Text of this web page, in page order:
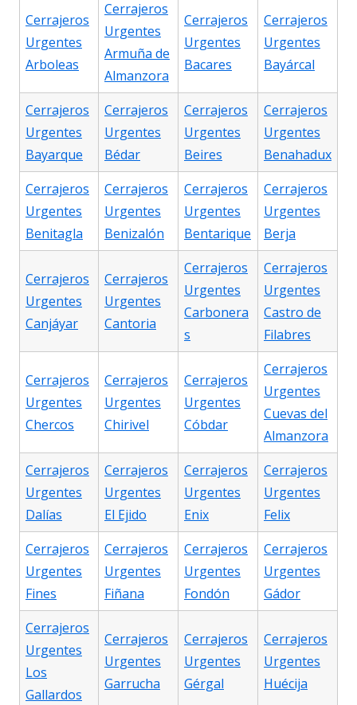
Cerrajeros
Urgentes
Arboleas
Cerrajeros
Urgentes
Armuña de
Almanzora
Cerrajeros
Urgentes
Bacares
Cerrajeros
Urgentes
Bayárcal
Cerrajeros
Urgentes
Bayarque
Cerrajeros
Urgentes
Bédar
Cerrajeros
Urgentes
Beires
Cerrajeros
Urgentes
Benahadux
Cerrajeros
Urgentes
Benitagla
Cerrajeros
Urgentes
Benizalón
Cerrajeros
Urgentes
Bentarique
Cerrajeros
Urgentes
Berja
Cerrajeros
Urgentes
Canjáyar
Cerrajeros
Urgentes
Cantoria
Cerrajeros
Urgentes
Carbonera
s
Cerrajeros
Urgentes
Castro de
Filabres
Cerrajeros
Urgentes
Chercos
Cerrajeros
Urgentes
Chirivel
Cerrajeros
Urgentes
Cóbdar
Cerrajeros
Urgentes
Cuevas del
Almanzora
Cerrajeros
Urgentes
Dalías
Cerrajeros
Urgentes
El Ejido
Cerrajeros
Urgentes
Enix
Cerrajeros
Urgentes
Felix
Cerrajeros
Urgentes
Fines
Cerrajeros
Urgentes
Fiñana
Cerrajeros
Urgentes
Fondón
Cerrajeros
Urgentes
Gádor
Cerrajeros
Urgentes
Los
Gallardos
Cerrajeros
Urgentes
Garrucha
Cerrajeros
Urgentes
Gérgal
Cerrajeros
Urgentes
Huécija